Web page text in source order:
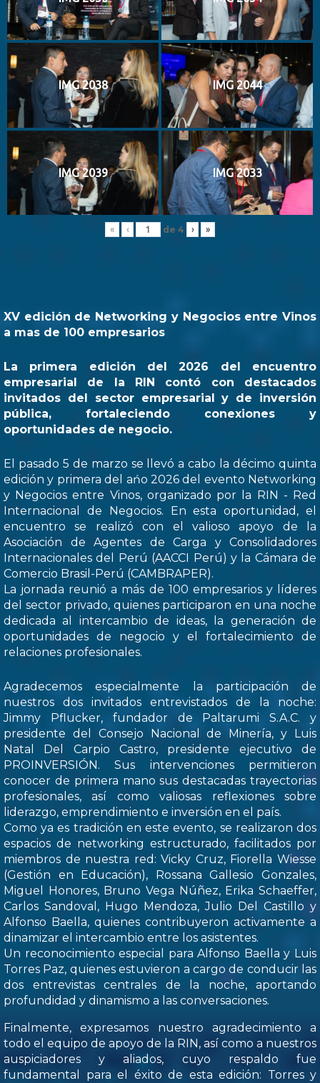
IMG 2038 IMG 2044
IMG 2039 IMG 2033
« ‹ de 4 › »
XV edición de Networking y Negocios entre Vinos
a mas de 100 empresarios
La primera edición del 2026 del encuentro
empresarial de la RIN contó con destacados
invitados del sector empresarial y de inversión
pública, fortaleciendo conexiones y
oportunidades de negocio.
El pasado 5 de marzo se llevó a cabo la décimo quinta
edición y primera del ańo 2026 del evento Networking
y Negocios entre Vinos, organizado por la RIN - Red
Internacional de Negocios. En esta oportunidad, el
encuentro se realizó con el valioso apoyo de la
Asociación de Agentes de Carga y Consolidadores
Internacionales del Perú (AACCI Perú) y la Cámara de
Comercio Brasil-Perú (CAMBRAPER).
La jornada reunió a más de 100 empresarios y líderes
del sector privado, quienes participaron en una noche
dedicada al intercambio de ideas, la generación de
oportunidades de negocio y el fortalecimiento de
relaciones profesionales.
Agradecemos especialmente la participación de
nuestros dos invitados entrevistados de la noche:
Jimmy Pflucker, fundador de Paltarumi S.A.C. y
presidente del Consejo Nacional de Minería, y Luis
Natal Del Carpio Castro, presidente ejecutivo de
PROINVERSIÓN. Sus intervenciones permitieron
conocer de primera mano sus destacadas trayectorias
profesionales, así como valiosas reflexiones sobre
liderazgo, emprendimiento e inversión en el país.
Como ya es tradición en este evento, se realizaron dos
espacios de networking estructurado, facilitados por
miembros de nuestra red: Vicky Cruz, Fiorella Wiesse
(Gestión en Educación), Rossana Gallesio Gonzales,
Miguel Honores, Bruno Vega Núñez, Erika Schaeffer,
Carlos Sandoval, Hugo Mendoza, Julio Del Castillo y
Alfonso Baella, quienes contribuyeron activamente a
dinamizar el intercambio entre los asistentes.
Un reconocimiento especial para Alfonso Baella y Luis
Torres Paz, quienes estuvieron a cargo de conducir las
dos entrevistas centrales de la noche, aportando
profundidad y dinamismo a las conversaciones.
Finalmente, expresamos nuestro agradecimiento a
todo el equipo de apoyo de la RIN, así como a nuestros
auspiciadores y aliados, cuyo respaldo fue
fundamental para el éxito de esta edición: Torres y